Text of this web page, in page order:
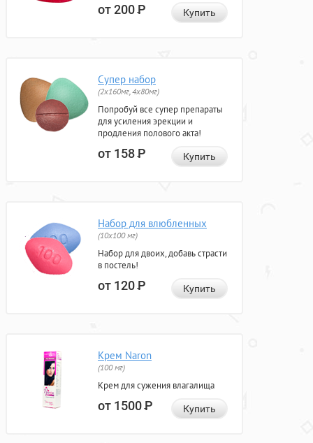
от 200Р Купить
Супер набор
(2х160мг, 4х80мг)
Попробуй все супер препараты
для усиления эрекции и
продления полового акта!
от 158Р Купить
Набор для влюбленных
(10х100 мг)
Набор для двоих, добавь страсти
в постель!
от 120Р Купить
Крем Naron
(100 мг)
Крем для сужения влагалища
от 1500Р Купить